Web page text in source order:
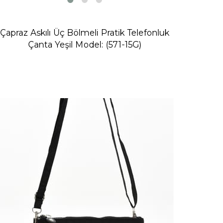
Çapraz Askılı Üç Bölmeli Pratik Telefonluk
Çanta Yeşil Model: (571-15G)
Fırsat Ürünü